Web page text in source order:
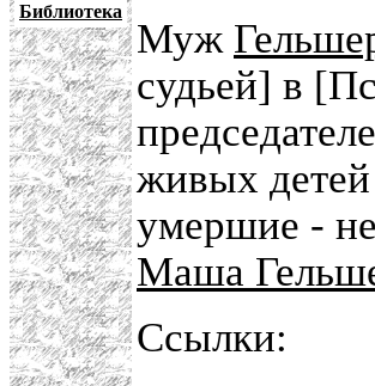
Библиотека
Муж
судьей] в
живых
умершие -
Маша
Ссылки: